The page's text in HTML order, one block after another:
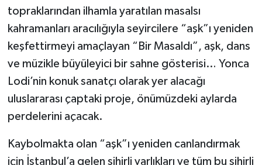
topraklarından ilhamla yaratılan masalsı
kahramanları aracılığıyla seyircilere “aşk”ı yeniden
keşfettirmeyi amaçlayan “Bir Masaldı”, aşk, dans
ve müzikle büyüleyici bir sahne gösterisi… Yonca
Lodi’nin konuk sanatçı olarak yer alacağı
uluslararası çaptaki proje, önümüzdeki aylarda
perdelerini açacak.
Kaybolmakta olan “aşk”ı yeniden canlandırmak
için İstanbul’a gelen sihirli varlıkları ve tüm bu sihirli